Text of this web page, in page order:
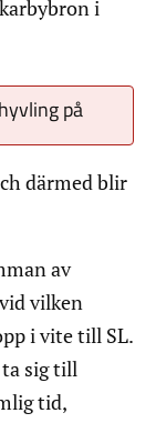
i
på
därmed blir
av
vilken
i vite till SL.
sig till
tid,